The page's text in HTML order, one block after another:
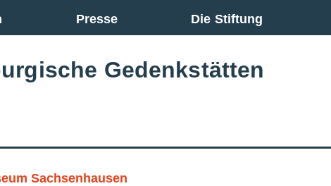
Presse Die Stiftung
Gedenkstätten
Sachsenhausen